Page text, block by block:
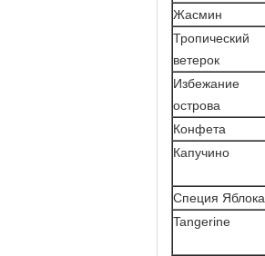
Жасмин
Тропический
ветерок
Избежание
острова
Конфета
Капучино
Специя Яблока
Tangerine